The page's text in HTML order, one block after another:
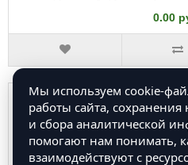
0.00
Мы используем cookie-
работы сайта, сохранения
и сбора аналитической
помогают нам понимать,
взаимодействуют с